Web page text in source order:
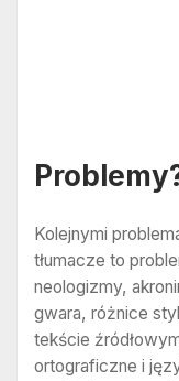
Kolejnymi
tłumacze to
neologizmy,
gwara, różnice
tekście
ortograficzne i